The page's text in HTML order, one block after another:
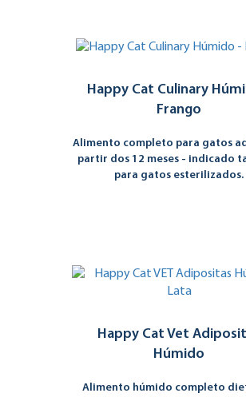
Happy Cat Culinary
Frango
Alimento completo para gatos
partir dos 12 meses - indicado
para gatos esterilizados.
Happy Cat Vet
Húmido
Alimento húmido completo